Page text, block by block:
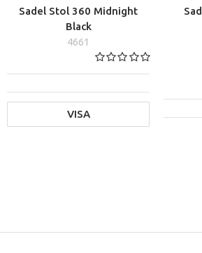
Sadel Stol 360 Midnight
Black
4661
VISA